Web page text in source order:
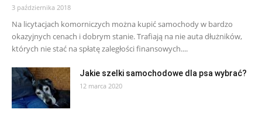
3 października 2018
Na licytacjach komorniczych można kupić samochody w bardzo
okazyjnych cenach i dobrym stanie. Trafiają na nie auta dłużników,
których nie stać na spłatę zaległości finansowych....
Jakie szelki samochodowe dla psa wybrać?
12 marca 2020